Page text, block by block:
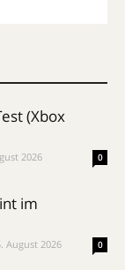
(Xbox
2026 0
im
August 2026 0